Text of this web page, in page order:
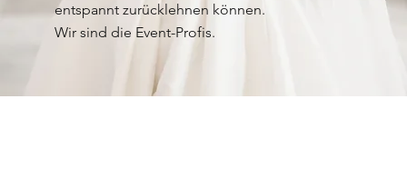
entspannt zurücklehnen können.
Wir sind die Event-Profis.